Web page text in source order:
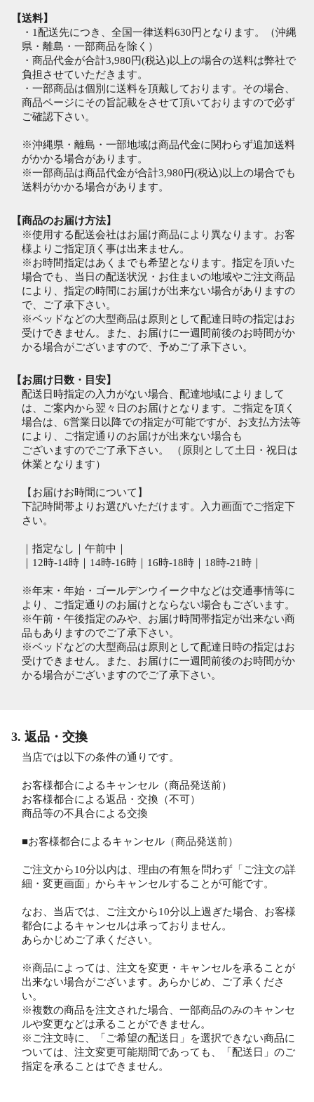
【送料】
・1配送先につき、全国一律送料630円となります。（沖縄
県・離島・一部商品を除く）
・商品代金が合計3,980円(税込)以上の場合の送料は弊社で
負担させていただきます。
・一部商品は個別に送料を頂戴しております。その場合、
商品ページにその旨記載をさせて頂いておりますので必ず
ご確認下さい。
※沖縄県・離島・一部地域は商品代金に関わらず追加送料
がかかる場合があります。
※一部商品は商品代金が合計3,980円(税込)以上の場合でも
送料がかかる場合があります。
【商品のお届け方法】
※使用する配送会社はお届け商品により異なります。お客
様よりご指定頂く事は出来ません。
※お時間指定はあくまでも希望となります。指定を頂いた
場合でも、当日の配送状況・お住まいの地域やご注文商品
により、指定の時間にお届けが出来ない場合がありますの
で、ご了承下さい。
※ベッドなどの大型商品は原則として配達日時の指定はお
受けできません。また、お届けに一週間前後のお時間がか
かる場合がございますので、予めご了承下さい。
【お届け日数・目安】
配送日時指定の入力がない場合、配達地域によりまして
は、ご案内から翌々日のお届けとなります。ご指定を頂く
場合は、6営業日以降での指定が可能ですが、お支払方法等
により、ご指定通りのお届けが出来ない場合も
ございますのでご了承下さい。 （原則として土日・祝日は
休業となります）
【お届けお時間について】
下記時間帯よりお選びいただけます。入力画面でご指定下
さい。
｜指定なし｜午前中｜
｜12時-14時｜14時-16時｜16時-18時｜18時-21時｜
※年末・年始・ゴールデンウイーク中などは交通事情等に
より、ご指定通りのお届けとならない場合もございます。
※午前・午後指定のみや、お届け時間帯指定が出来ない商
品もありますのでご了承下さい。
※ベッドなどの大型商品は原則として配達日時の指定はお
受けできません。また、お届けに一週間前後のお時間がか
かる場合がございますのでご了承下さい。
3. 返品・交換
当店では以下の条件の通りです。
お客様都合によるキャンセル（商品発送前）
お客様都合による返品・交換（不可）
商品等の不具合による交換
■お客様都合によるキャンセル（商品発送前）
ご注文から10分以内は、理由の有無を問わず「ご注文の詳
細・変更画面」からキャンセルすることが可能です。
なお、当店では、ご注文から10分以上過ぎた場合、お客様
都合によるキャンセルは承っておりません。
あらかじめご了承ください。
※商品によっては、注文を変更・キャンセルを承ることが
出来ない場合がございます。あらかじめ、ご了承くださ
い。
※複数の商品を注文された場合、一部商品のみのキャンセ
ルや変更などは承ることができません。
※ご注文時に、「ご希望の配送日」を選択できない商品に
ついては、注文変更可能期間であっても、「配送日」のご
指定を承ることはできません。